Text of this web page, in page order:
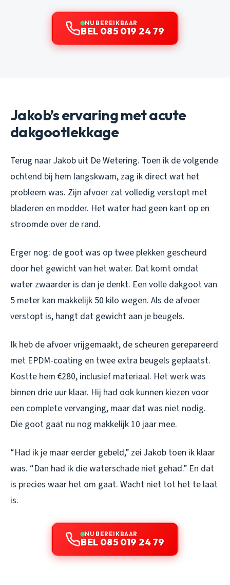
NU BEREIKBAAR
BEL 085 019 24 79
Jakob’s ervaring met acute
dakgootlekkage
Terug naar Jakob uit De Wetering. Toen ik de volgende
ochtend bij hem langskwam, zag ik direct wat het
probleem was. Zijn afvoer zat volledig verstopt met
bladeren en modder. Het water had geen kant op en
stroomde over de rand.
Erger nog: de goot was op twee plekken gescheurd
door het gewicht van het water. Dat komt omdat
water zwaarder is dan je denkt. Een volle dakgoot van
5 meter kan makkelijk 50 kilo wegen. Als de afvoer
verstopt is, hangt dat gewicht aan je beugels.
Ik heb de afvoer vrijgemaakt, de scheuren gerepareerd
met EPDM-coating en twee extra beugels geplaatst.
Kostte hem €280, inclusief materiaal. Het werk was
binnen drie uur klaar. Hij had ook kunnen kiezen voor
een complete vervanging, maar dat was niet nodig.
Die goot gaat nu nog makkelijk 10 jaar mee.
“Had ik je maar eerder gebeld,” zei Jakob toen ik klaar
was. “Dan had ik die waterschade niet gehad.” En dat
is precies waar het om gaat. Wacht niet tot het te laat
is.
NU BEREIKBAAR
BEL 085 019 24 79